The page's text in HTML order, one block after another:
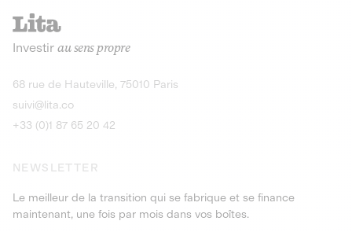
Actions
Gain potentiel
Découvrir l'opportunité
Investir au sens propre
68 rue de Hauteville, 75010 Paris
suivi@lita.co
+33 (0)1 87 65 20 42
NEWSLETTER
Le meilleur de la transition qui se fabrique et se finance
maintenant, une fois par mois dans vos boîtes.